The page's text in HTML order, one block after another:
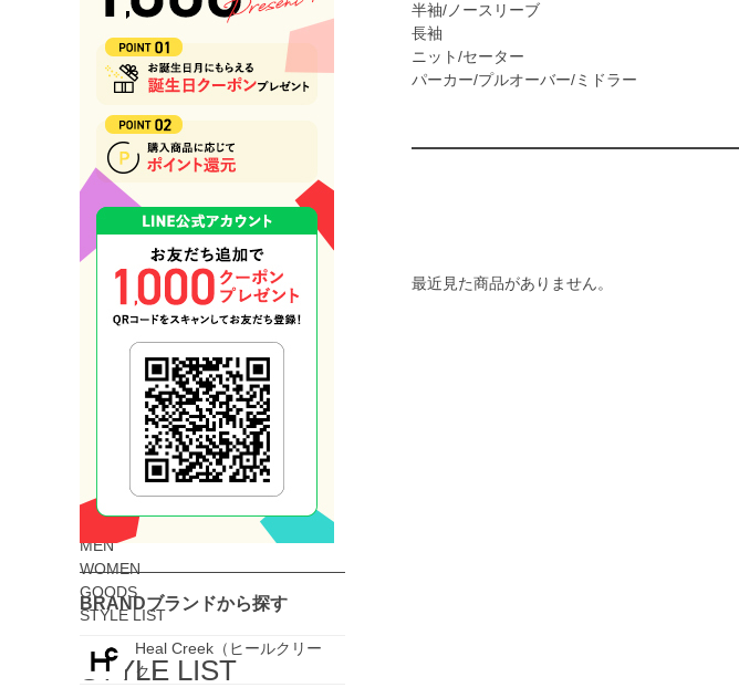
トートバッグ/バックパック
カートバッグ
ボールポーチ/スコープケース
シューズケース
帽子
キャップ
バイザー
アクセサリー／その他グッズ
ソックス
グローブ
マーカー/フォーク
氷のう/保冷バッグ
フェイスカバー/アームカバー
SALE
ALL
MEN
WOMEN
GOODS
STYLE LIST
STYLE LIST
BRANDブランドから探す
Heal Creek（ヒールクリー
ク）
半袖/ノースリーブ
長袖
ニット/セーター
パーカー/プルオーバー/ミドラー
最近見た商品がありません。